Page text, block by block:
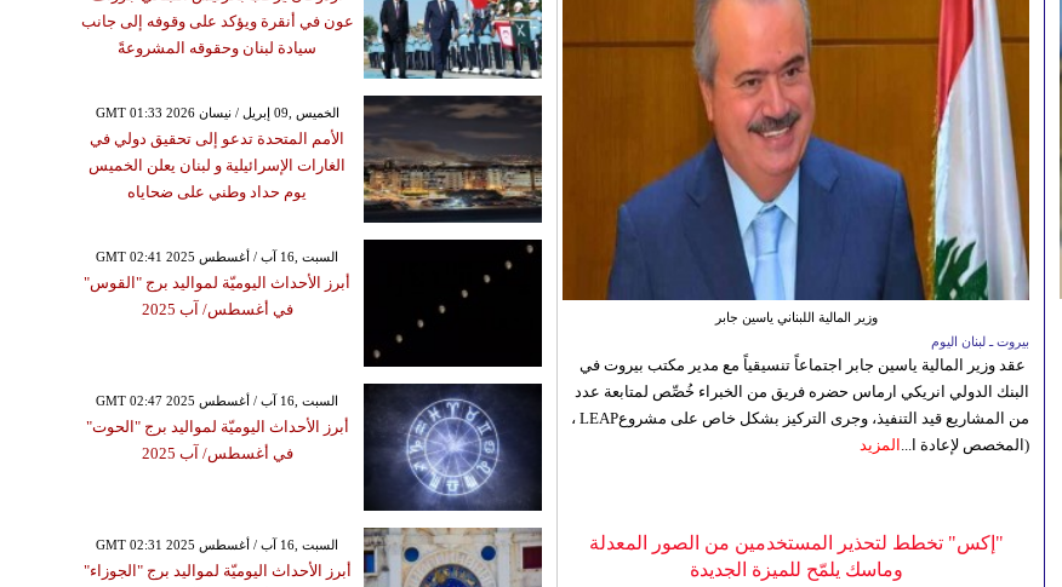
وزير المالية اللبناني ياسين جابر
بيروت ـ لبنان اليوم
عقد وزير المالية ياسين جابر اجتماعاً تنسيقياً مع مدير مكتب بيروت في
البنك الدولي انريكي ارماس حضره فريق من الخبراء خُصِّص لمتابعة عدد
من المشاريع قيد التنفيذ، وجرى التركيز بشكل خاص على مشروعLEAP ،
(المخصص لإعادة ا... المزيد
"إكس" تخطط لتحذير المستخدمين من الصور المعدلة
وماسك يلمّح للميزة الجديدة
عون في أنقرة ويؤكد على وقوفه إلى جانب
سيادة لبنان وحقوقه المشروعةً
GMT 01:33 2026 الخميس ,09 إبريل / نيسان
الأمم المتحدة تدعو إلى تحقيق دولي في
الغارات الإسرائيلية و لبنان يعلن الخميس
يوم حداد وطني على ضحاياه
GMT 02:41 2025 السبت ,16 آب / أغسطس
أبرز الأحداث اليوميّة لمواليد برج "القوس"
في أغسطس/ آب 2025
GMT 02:47 2025 السبت ,16 آب / أغسطس
أبرز الأحداث اليوميّة لمواليد برج "الحوت"
في أغسطس/ آب 2025
GMT 02:31 2025 السبت ,16 آب / أغسطس
أبرز الأحداث اليوميّة لمواليد برج "الجوزاء"